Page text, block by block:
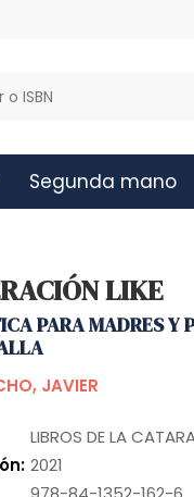
Segunda mano
LIKE
PARA MADRES Y
JAVIER
LIBROS DE LA
2021